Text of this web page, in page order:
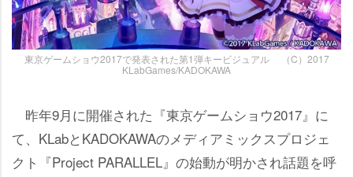
東京ゲームショウ2017で発表された第1弾キービジュアル （C）2017
KLabGames/KADOKAWA
昨年9月に開催された『東京ゲームショウ2017』に
て、KLabとKADOKAWAのメディアミックスプロジェ
クト『Project PARALLEL』の始動が明かされ話題を呼